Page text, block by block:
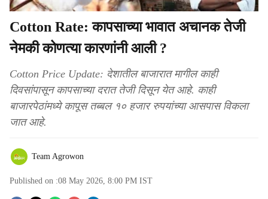
Cotton Rate: कापसाच्या भावात अचानक तेजी
नेमकी कोणत्या कारणांनी आली ?
Cotton Price Update: देशातील बाजारात मागील काही
दिवसांपासून कापसाच्या दरात तेजी दिसून येत आहे. काही
बाजारपेठांमध्ये कापूस तब्बल १० हजार रुपयांच्या आसपास विकला
जात आहे.
Team Agrowon
Published on :08 May 2026, 8:00 PM IST